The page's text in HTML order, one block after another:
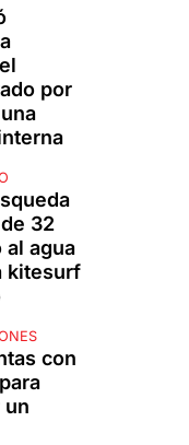
por
32
al agua
kitesurf
con
un